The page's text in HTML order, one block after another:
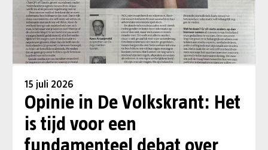
15 juli 2026
Opinie in De Volkskrant: Het
is tijd voor een
fundamenteel debat over